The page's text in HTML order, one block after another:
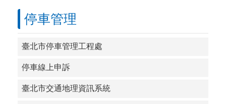
停車管理
臺北市停車管理工程處
停車線上申訴
臺北市交通地理資訊系統